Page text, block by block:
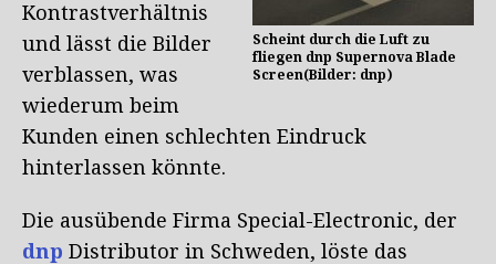
Scheint durch die Luft zu
fliegen dnp Supernova Blade
Screen(Bilder: dnp)
Kontrastverhältnis
und lässt die Bilder
verblassen, was
wiederum beim
Kunden einen schlechten Eindruck
hinterlassen könnte.
Die ausübende Firma Special-Electronic, der
dnp Distributor in Schweden, löste das